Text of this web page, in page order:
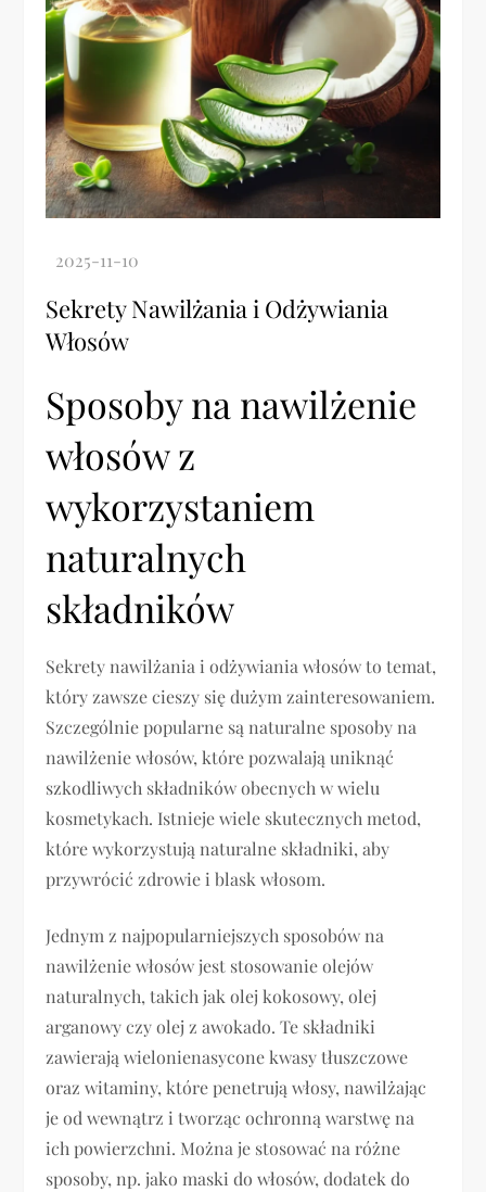
Sekrety Nawilżania i Odżywiania
Włosów
Sposoby na nawilżenie
włosów z
wykorzystaniem
naturalnych
składników
Sekrety nawilżania i odżywiania włosów to temat,
który zawsze cieszy się dużym zainteresowaniem.
Szczególnie popularne są naturalne sposoby na
nawilżenie włosów, które pozwalają uniknąć
szkodliwych składników obecnych w wielu
kosmetykach. Istnieje wiele skutecznych metod,
które wykorzystują naturalne składniki, aby
przywrócić zdrowie i blask włosom.
Jednym z najpopularniejszych sposobów na
nawilżenie włosów jest stosowanie olejów
naturalnych, takich jak olej kokosowy, olej
arganowy czy olej z awokado. Te składniki
zawierają wielonienasycone kwasy tłuszczowe
oraz witaminy, które penetrują włosy, nawilżając
je od wewnątrz i tworząc ochronną warstwę na
ich powierzchni. Można je stosować na różne
sposoby, np. jako maski do włosów, dodatek do